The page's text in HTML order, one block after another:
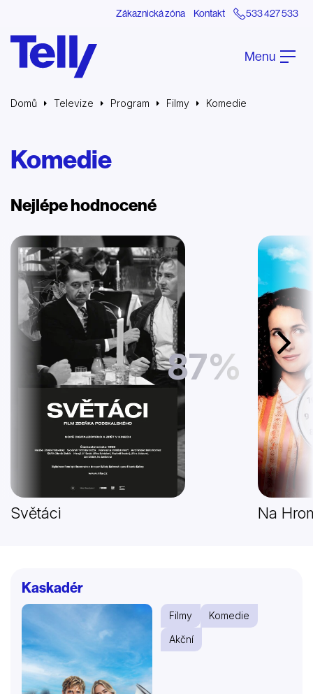
Zákaznická zóna Kontakt 533 427 533
Menu
Domů Televize Program Filmy Komedie
Komedie
Nejlépe hodnocené
Další
87%
Světáci Na
Kaskadér
Filmy
Komedie
Akční